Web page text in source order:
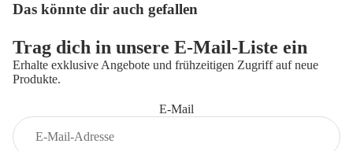
Das könnte dir auch gefallen
Trag dich in unsere E-Mail-Liste ein
Erhalte exklusive Angebote und frühzeitigen Zugriff auf neue
Produkte.
E-Mail